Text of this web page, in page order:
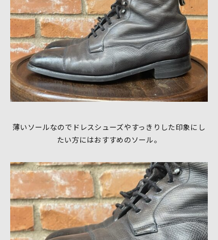
薄いソールなのでドレスシューズやすっきりした印象にし
たい方にはおすすめのソール。